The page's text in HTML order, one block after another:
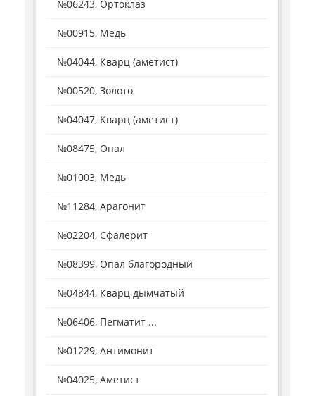
№06243, Ортоклаз
№00915, Медь
№04044, Кварц (аметист)
№00520, Золото
№04047, Кварц (аметист)
№08475, Опал
№01003, Медь
№11284, Арагонит
№02204, Сфалерит
№08399, Опал благородный
№04844, Кварц дымчатый
№06406, Пегматит ...
№01229, Антимонит
№04025, Аметист